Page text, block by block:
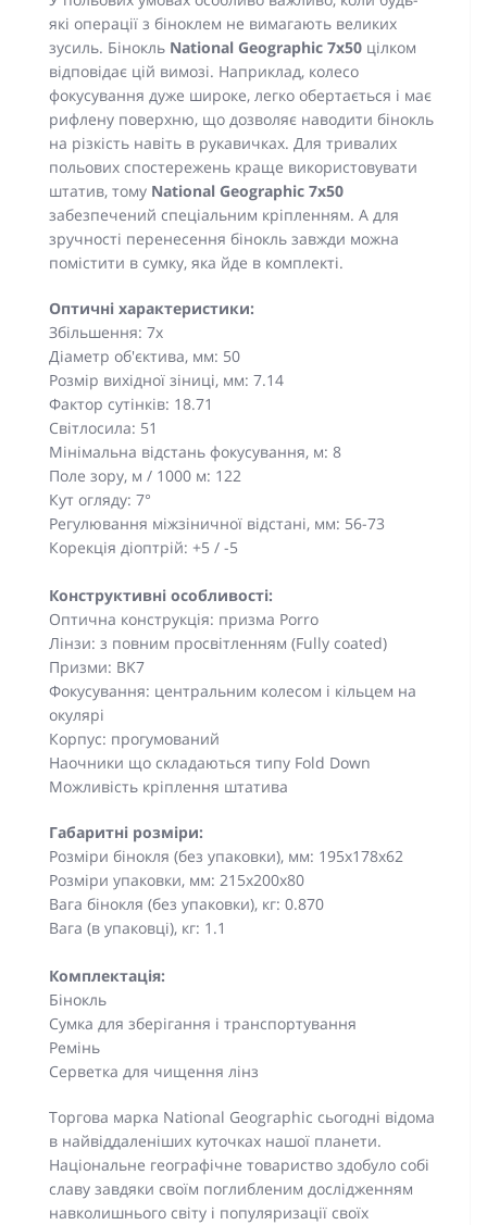
які операції з біноклем не вимагають великих
зусиль. Бінокль National Geographic 7x50 цілком
відповідає цій вимозі. Наприклад, колесо
фокусування дуже широке, легко обертається і має
рифлену поверхню, що дозволяє наводити бінокль
на різкість навіть в рукавичках. Для тривалих
польових спостережень краще використовувати
штатив, тому National Geographic 7x50
забезпечений спеціальним кріпленням. А для
зручності перенесення бінокль завжди можна
помістити в сумку, яка йде в комплекті.
Оптичні характеристики:
Збільшення: 7x
Діаметр об'єктива, мм: 50
Розмір вихідної зіниці, мм: 7.14
Фактор сутінків: 18.71
Світлосила: 51
Мінімальна відстань фокусування, м: 8
Поле зору, м / 1000 м: 122
Кут огляду: 7°
Регулювання міжзіничної відстані, мм: 56-73
Корекція діоптрій: +5 / -5
Конструктивні особливості:
Оптична конструкція: призма Porro
Лінзи: з повним просвітленням (Fully coated)
Призми: BK7
Фокусування: центральним колесом і кільцем на
окулярі
Корпус: прогумований
Наочники що складаються типу Fold Down
Можливість кріплення штатива
Габаритні розміри:
Розміри бінокля (без упаковки), мм: 195x178x62
Розміри упаковки, мм: 215х200х80
Вага бінокля (без упаковки), кг: 0.870
Вага (в упаковці), кг: 1.1
Комплектація:
Бінокль
Сумка для зберігання і транспортування
Ремінь
Серветка для чищення лінз
Торгова марка National Geographic сьогодні відома
в найвіддаленіших куточках нашої планети.
Національне географічне товариство здобуло собі
славу завдяки своїм поглибленим дослідженням
навколишнього світу і популяризації своїх